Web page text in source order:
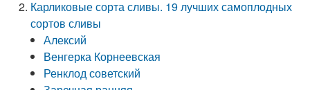
Карликовые сорта сливы. 19 лучших самоплодных
сортов сливы
Алексий
Венгерка Корнеевская
Ренклод советский